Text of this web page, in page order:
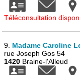
Téléconsultation
9. Madame Caroline
rue Joseph Gos 54
1420 Braine-l'Alleud